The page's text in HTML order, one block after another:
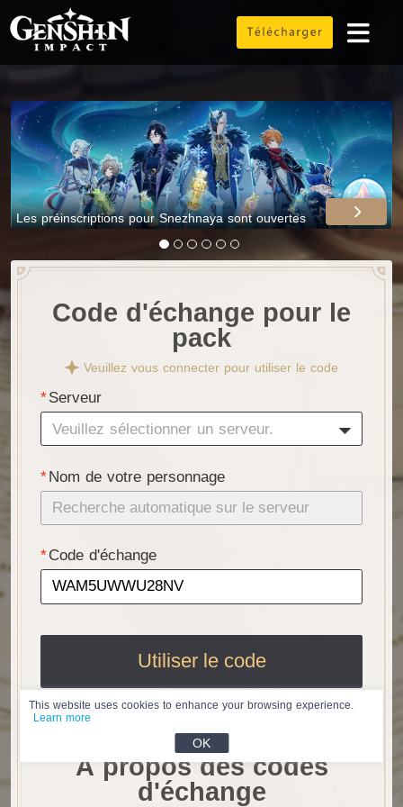
Les préinscriptions pour Snezhnaya sont ouvertes
Code d'échange pour le
pack
Veuillez vous connecter pour utiliser le code
Serveur
Veuillez sélectionner un serveur.
Nom de votre personnage
Code d'échange
Utiliser le code
À propos des codes
d'échange
This website uses cookies to enhance your browsing experience.
Learn more
OK